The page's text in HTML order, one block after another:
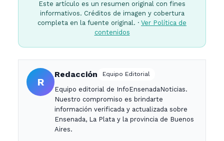
Este artículo es un resumen original con fines
informativos. Créditos de imagen y cobertura
completa en la fuente original. · Ver Política de
contenidos
R
Redacción Equipo Editorial
Equipo editorial de InfoEnsenadaNoticias.
Nuestro compromiso es brindarte
información verificada y actualizada sobre
Ensenada, La Plata y la provincia de Buenos
Aires.